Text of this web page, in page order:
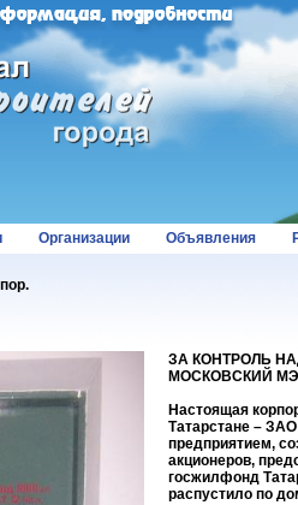
Организации Объявления
ЗА КОНТРОЛЬ
МОСКОВСКИЙ
Настоящая
Татарстане –
предприятием,
акционеров,
госжилфонд
распустило по